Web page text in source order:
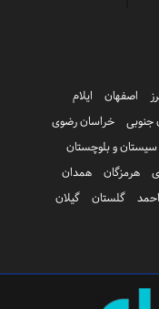
اصفهان
ایلام
جنوبی
خراسان رضوی
سیستان و بلوچستان
هرمزگان
همدان
گلستان
گیلان